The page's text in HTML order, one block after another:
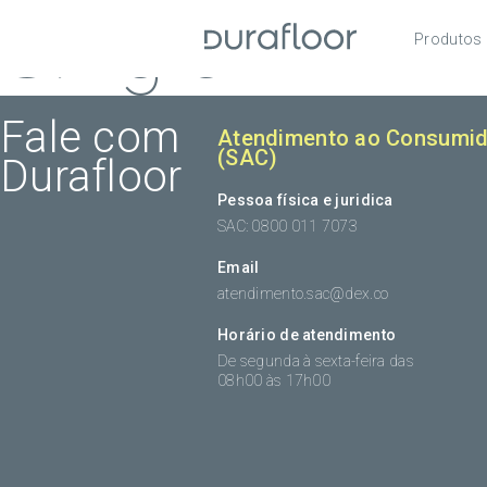
Produtos
Single
Fale com
Durafloor
Atendimento ao
(SAC)
Pessoa física e juridica
SAC: 0800 011 7073
Email
atendimento.sac@dex.co
Horário de atendimento
De segunda à sexta-feira das
08h00 às 17h00